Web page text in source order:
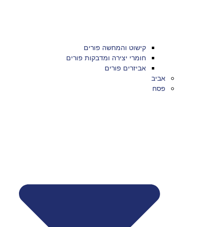
קישוט והמחשה פורים
חומרי יצירה ומדבקות פורים
אביזרים פורים
אביב
פסח